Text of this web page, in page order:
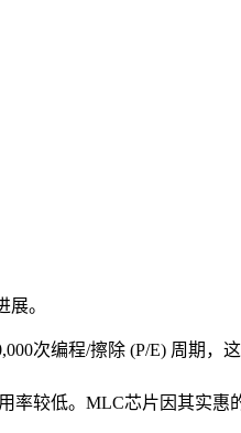
。
次编程/擦除 (P/E) 周期，
率较低。MLC芯片因其实惠